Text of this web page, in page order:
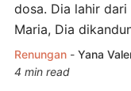
dosa. Dia lahir
Maria, Dia
Renungan - Yana
4 min read